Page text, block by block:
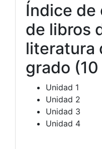
Índice de
de libros
literatura
grado (10
Unidad 1
Unidad 2
Unidad 3
Unidad 4